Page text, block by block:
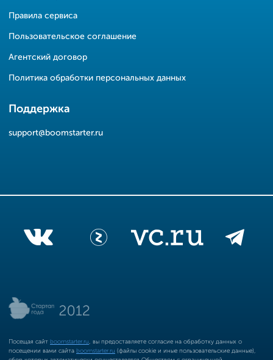
Правила сервиса
Пользовательское соглашение
Агентский договор
Политика обработки персональных данных
Поддержка
support@boomstarter.ru
Посещая сайт boomstarter.ru , вы предоставляете согласие на обработку данных о
посещении вами сайта boomstarter.ru (файлы cookie и иные пользовательские данные),